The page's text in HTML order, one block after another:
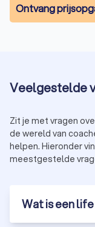
Ontvang
Veelgestelde
Zit je met vragen
de wereld van
helpen. Hieronder
meestgestelde
Wat is een